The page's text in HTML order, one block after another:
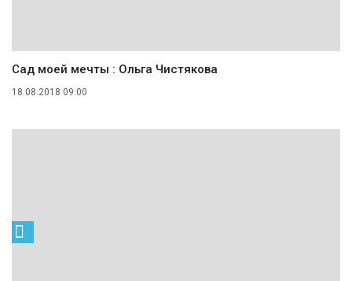
Сад моей мечты : Ольга Чистякова
18.08.2018 09:00